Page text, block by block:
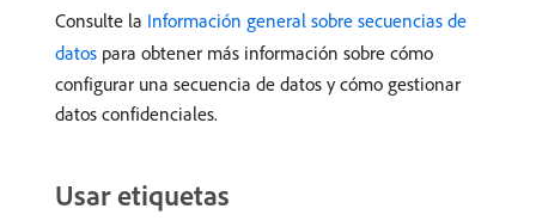
Consulte la Información general sobre secuencias de
datos para obtener más información sobre cómo
configurar una secuencia de datos y cómo gestionar
datos confidenciales.
Usar etiquetas